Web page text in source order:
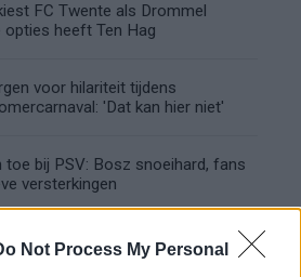
Not Process My Personal
FC Twente als Drommel
opties heeft Ten Hag
voor hilariteit tijdens
'Dat kan hier niet'
toe bij PSV: Bosz snoeihard, fans
versterkingen
van PSV, nu op weg naar de
van Babadi